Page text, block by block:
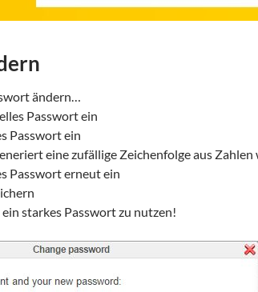
ändern…
Passwort ein
Passwort ein
eine zufällige Zeichenfolge aus Zahlen
Passwort erneut ein
starkes Passwort zu nutzen!